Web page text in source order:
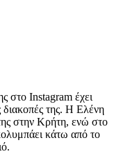
στο Instagram έχει
διακοπές της. Η Ελένη
στην Κρήτη, ενώ στο
κάτω από το